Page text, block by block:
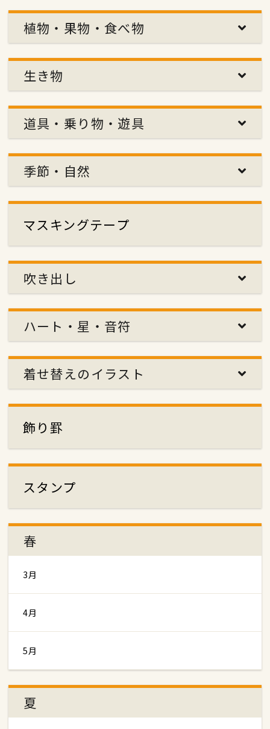
植物・果物・食べ物
生き物
道具・乗り物・遊具
季節・自然
マスキングテープ
吹き出し
ハート・星・音符
着せ替えのイラスト
飾り罫
スタンプ
春
3月
4月
5月
夏